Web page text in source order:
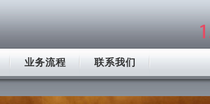
业务流程 联系我们